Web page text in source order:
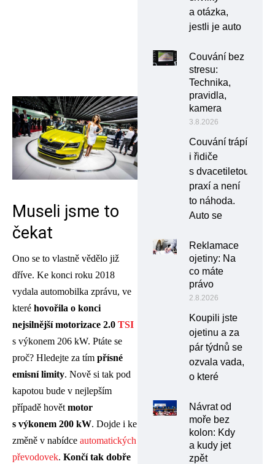
Museli jsme to
čekat
Ono se to vlastně vědělo již
dříve. Ke konci roku 2018
vydala automobilka zprávu, ve
které hovořila o konci
nejsilnější motorizace 2.0 TSI
s výkonem 206 kW. Ptáte se
proč? Hledejte za tím přísné
emisní limity. Nově si tak pod
kapotou bude v nejlepším
případě hovětmotor
s výkonem 200 kW. Dojde i ke
změně v nabídce automatických
převodovek. Končí tak dobře
a otázka,
jestli je auto
Couvání bez
stresu:
Technika,
pravidla,
kamera
3.8.2026
Couvání trápí
i řidiče
s dvacetiletou
praxí a není
to náhoda.
Auto se
Reklamace
ojetiny: Na
co máte
právo
2.8.2026
Koupili jste
ojetinu a za
pár týdnů se
ozvala vada,
o které
Návrat od
moře bez
kolon: Kdy
a kudy jet
zpět